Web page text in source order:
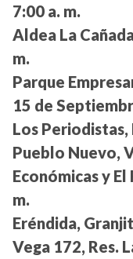
7:00 a. m.
Aldea La
m.
Parque
15 de
Los Periodistas,
Pueblo Nuevo,
Económicas y
m.
Eréndida,
Vega 172, Res.